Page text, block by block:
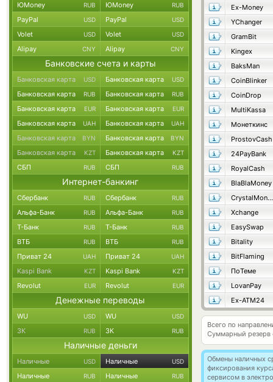
Ex-Money
YChanger
GramBit
Kingex
BaksMan
CoinBlinker
CoinDrop
MultiKassa
Монеткинс
ProstovCash
24PayBank
RoyalCash
BlaBlaMoney
CrystalMoney
Xchange
EasySwap
Bitality
BitFlaming
ПоТеме
LovanPay
Ex-ATM24
Всего по
Суммарный резерв
Обмены наличных
фиксирования
сервисом в
ЮMoney RUB ЮMoney RUB
PayPal USD PayPal USD
Volet USD Volet USD
Alipay CNY Alipay CNY
Банковские счета и карты
Банковская карта USD Банковская карта USD
Банковская карта RUB Банковская карта RUB
Банковская карта EUR Банковская карта EUR
Банковская карта UAH Банковская карта UAH
Банковская карта BYN Банковская карта BYN
Банковская карта KZT Банковская карта KZT
СБП RUB СБП RUB
Интернет-банкинг
Сбербанк RUB Сбербанк RUB
Альфа-Банк RUB Альфа-Банк RUB
Т-Банк RUB Т-Банк RUB
ВТБ RUB ВТБ RUB
Приват 24 UAH Приват 24 UAH
Kaspi Bank KZT Kaspi Bank KZT
Revolut EUR Revolut EUR
Денежные переводы
WU USD WU USD
ЗК RUB ЗК RUB
Наличные деньги
Наличные USD Наличные USD
Наличные RUB Наличные RUB